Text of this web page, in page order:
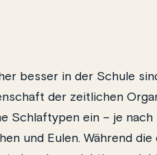
besser in der Schule
der zeitlichen
Schlaftypen ein – je
und Eulen. Während